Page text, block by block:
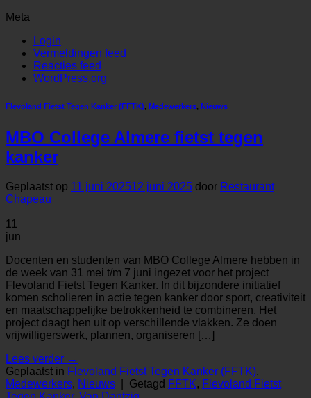
Meta
Login
Vermeldingen feed
Reacties feed
WordPress.org
Flevoland Fietst Tegen Kanker (FFTK), Medewerkers, Nieuws
MBO College Almere fietst tegen
kanker
Geplaatst op 11 juni 202512 juni 2025 door Restaurant
Chapeau
11
jun
Docenten en studenten van MBO College Almere hebben in
de week van 31 mei t/m 7 juni ingezet voor het project
Flevoland Fietst Tegen Kanker. In dit bijzondere initiatief
komen scholieren in actie tegen kanker door sport, creativiteit
en maatschappelijke betrokkenheid te combineren. Het
project daagt hen uit op verschillende vlakken. Ze doen
vrijwilligerswerk, plannen, organiseren […]
Lees verder →
Geplaatst in Flevoland Fietst Tegen Kanker (FFTK),
Medewerkers, Nieuws Getagd FFTK, Flevoland Fietst